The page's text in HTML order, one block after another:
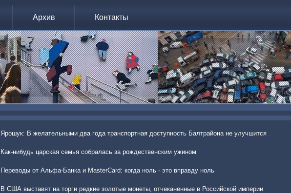
Архив Контакты
Ярошук: В желательными два года транспортная доступность Балтрайона не улучшится
Как-нибудь царская семья собралась за рождественским ужином
Переводы от Альфа-Банка и MasterСard: когда ноль - это вправду ноль
В США выставят на торги редкие золотые монеты, отчеканенные в Российской империи